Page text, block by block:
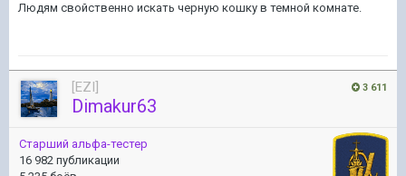
Людям свойственно искать черную кошку в темной комнате.
3 611
[EZI]
Dimakur63
Старший альфа-тестер
16 982 публикации